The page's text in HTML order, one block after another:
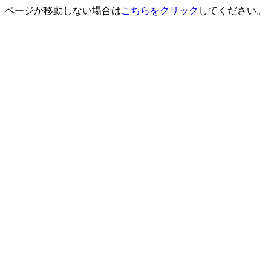
ページが移動しない場合はこちらをクリック してください。